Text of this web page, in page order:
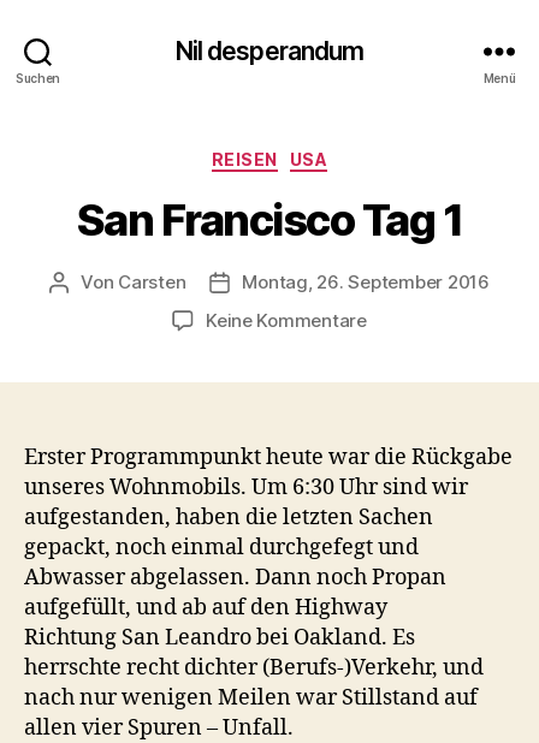
Suchen
Nil desperandum
Menü
Kategorien
REISEN USA
San Francisco Tag 1
Beitragsautor
Von Carsten Veröffentlichungsdatum
Montag, 26. September 2016
Keine Kommentarezu
Erster Programmpunkt heute war die Rückgabe
unseres Wohnmobils. Um 6:30 Uhr sind wir
aufgestanden, haben die letzten Sachen
gepackt, noch einmal durchgefegt und
Abwasser abgelassen. Dann noch Propan
aufgefüllt, und ab auf den Highway
Richtung San Leandro bei Oakland. Es
herrschte recht dichter (Berufs-)Verkehr, und
nach nur wenigen Meilen war Stillstand auf
allen vier Spuren – Unfall.